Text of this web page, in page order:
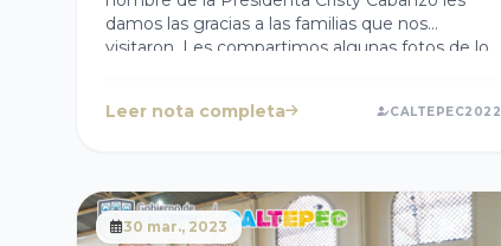
damos las gracias a las familias que nos
visitaron. Les compartimos algunas fotos de lo
municipio de #Caltepec.
Leer nota completa CALTEPEC2022
30 mar., 2023